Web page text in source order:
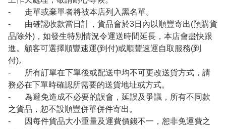
- 走單或棄單者將被本店列入黑名單。
- 由確認收款當日計，貨品會於3日內以順豐寄出(預購貨
品除外)，如發生特別情況令運送時間延長，本店會盡快跟
進。顧客可選擇順豐速運(到付)或順豐速運自取服務(到
付)。
- 所有訂單在下單後或配送中均不可更改送貨方式，請
務必在下單時確認所需要的送貨地址或方式。
- 為避免造成不必要的誤會，延誤及爭議，所有不同款
之貨品，恕不設順豐併單併件寄出。
- 因每件貨品大小重量及運費價錢不一，恕非免運費之